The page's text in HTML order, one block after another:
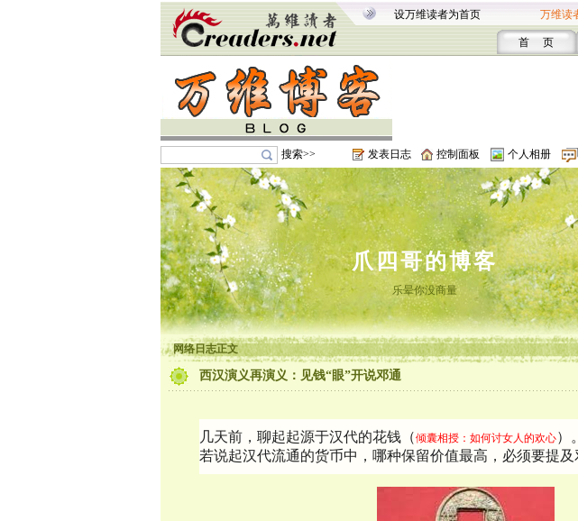
设万维读者为首页 万维读
首 页
搜索>> 发表日志 控制面板 个人相册
爪四哥的博客
乐晕你没商量
网络日志正文
西汉演义再演义：见钱“眼”开说邓通
几天前，聊起起源于汉代的花钱（倾囊相授：如何讨女人的欢心）
若说起汉代流通的货币中，哪种保留价值最高，必须要提及